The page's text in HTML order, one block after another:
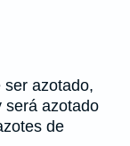
azotado,
será azotado
de